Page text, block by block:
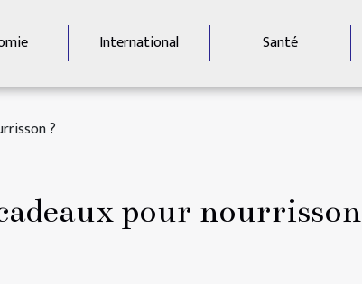
International Santé
?
pour nourrisson